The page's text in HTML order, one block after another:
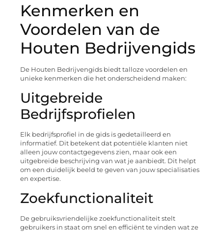
Kenmerken en
Voordelen van de
Houten Bedrijvengids
De Houten Bedrijvengids biedt talloze voordelen en
unieke kenmerken die het onderscheidend maken:
Uitgebreide
Bedrijfsprofielen
Elk bedrijfsprofiel in de gids is gedetailleerd en
informatief. Dit betekent dat potentiële klanten niet
alleen jouw contactgegevens zien, maar ook een
uitgebreide beschrijving van wat je aanbiedt. Dit helpt
om een duidelijk beeld te geven van jouw specialisaties
en expertise.
Zoekfunctionaliteit
De gebruiksvriendelijke zoekfunctionaliteit stelt
gebruikers in staat om snel en efficiënt te vinden wat ze